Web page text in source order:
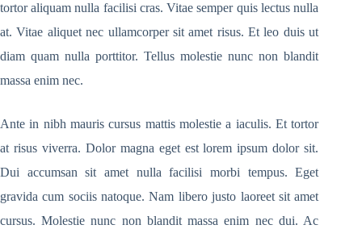
tortor aliquam nulla facilisi cras. Vitae semper quis lectus nulla
at. Vitae aliquet nec ullamcorper sit amet risus. Et leo duis ut
diam quam nulla porttitor. Tellus molestie nunc non blandit
massa enim nec.
Ante in nibh mauris cursus mattis molestie a iaculis. Et tortor
at risus viverra. Dolor magna eget est lorem ipsum dolor sit.
Dui accumsan sit amet nulla facilisi morbi tempus. Eget
gravida cum sociis natoque. Nam libero justo laoreet sit amet
cursus. Molestie nunc non blandit massa enim nec dui. Ac